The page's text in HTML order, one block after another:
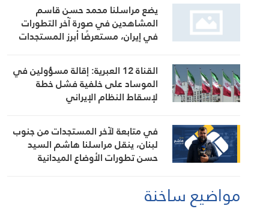
يضع مراسلنا محمد حسن قاسم
المشاهدين في صورة آخر التطورات
في إيران، مستعرضًا أبرز المستجدات
على الساحتين السياسية والميدانية،
إلى جانب المواقف الرسمية وأبرز
التطورات ذات الصلة بالشأنين الداخلي
والإقليمي
القناة 12 العبرية: إقالة مسؤولين في
الموساد على خلفية فشل خطة
لإسقاط النظام الإيراني
في متابعة لآخر المستجدات من جنوب
لبنان، ينقل مراسلنا هاشم السيد
حسن تطورات الأوضاع الميدانية
مواضيع ساخنة